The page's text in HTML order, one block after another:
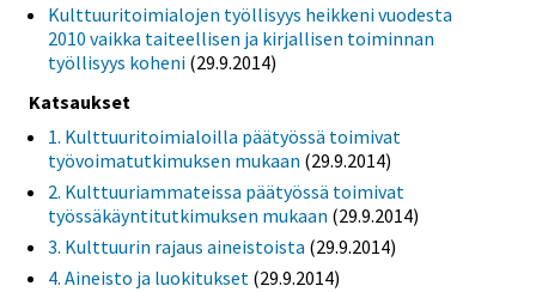
Kulttuuritoimialojen työllisyys heikkeni vuodesta
2010 vaikka taiteellisen ja kirjallisen toiminnan
työllisyys koheni (29.9.2014)
Katsaukset
1. Kulttuuritoimialoilla päätyössä toimivat
työvoimatutkimuksen mukaan (29.9.2014)
2. Kulttuuriammateissa päätyössä toimivat
työssäkäyntitutkimuksen mukaan (29.9.2014)
3. Kulttuurin rajaus aineistoista (29.9.2014)
4. Aineisto ja luokitukset (29.9.2014)